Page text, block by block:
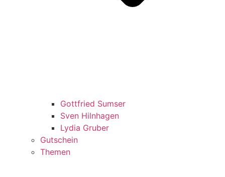
Gottfried Sumser
Sven Hilnhagen
Lydia Gruber
Gutschein
Themen